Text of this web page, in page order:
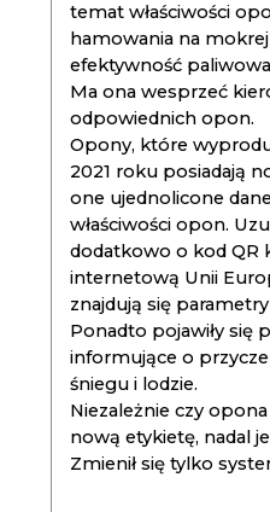
temat właściwości
hamowania na
efektywność
Ma ona wesprzeć
odpowiednich opon.
Opony, które
2021 roku posiadają
one ujednolicone
właściwości opon.
dodatkowo o kod QR
internetową Unii
znajdują się
Ponadto pojawiły się
informujące o
śniegu i lodzie.
Niezależnie czy
nową etykietę, nadal
Zmienił się tylko